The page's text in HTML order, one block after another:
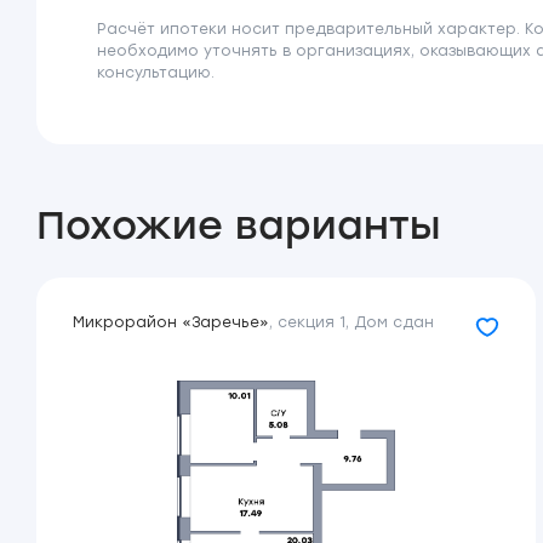
Расчёт ипотеки носит предварительный характер.
необходимо уточнять в организациях,
консультацию.
Похожие варианты
Микрорайон «Заречье», секция 1 , Дом сдан